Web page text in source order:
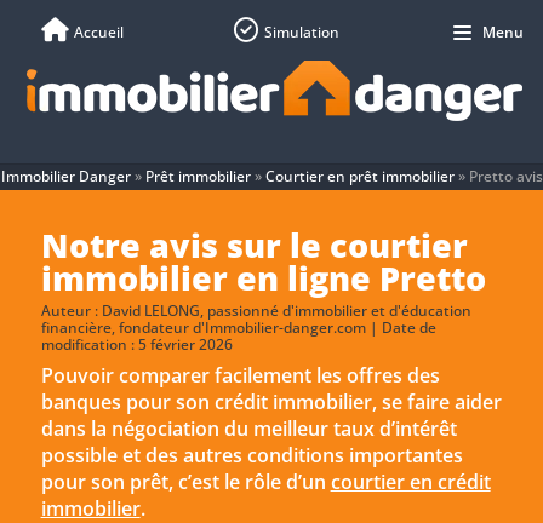
Immobilier Danger» Prêt immobilier»Courtier en prêt immobilier» Pretto avis
Notre avis sur le courtier
immobilier en ligne Pretto
Auteur : David LELONG, passionné d'immobilier et d'éducation
financière, fondateur d'Immobilier-danger.com | Date de
modification : 5 février 2026
Pouvoir comparer facilement les offres des
banques pour son crédit immobilier, se faire aider
dans la négociation du meilleur taux d’intérêt
possible et des autres conditions importantes
pour son prêt, c’est le rôle d’un courtier en crédit
immobilier.
Accueil Simulation Menu